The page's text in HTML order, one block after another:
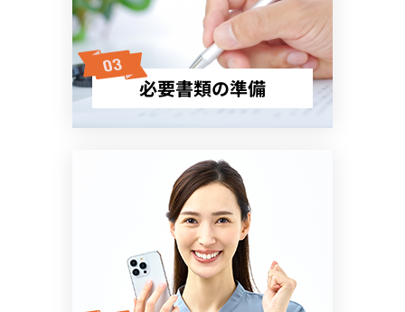
必要書類の準備